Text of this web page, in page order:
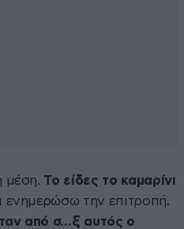
μέση. Το είδες το καμαρίνι
ενημερώσω την επιτροπή.
από σ…ξ αυτός ο